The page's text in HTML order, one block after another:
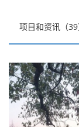
项目和资讯（39